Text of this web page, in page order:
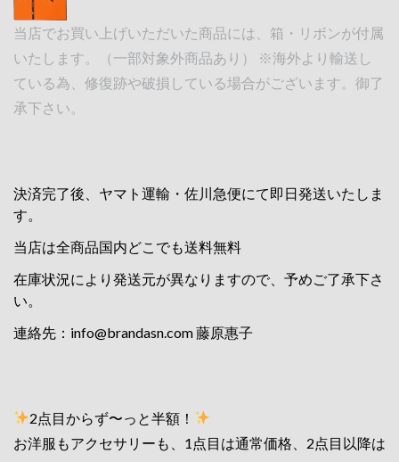
当店でお買い上げいただいた商品には、箱・リボンが付属
いたします。（一部対象外商品あり） ※海外より輸送し
ている為、修復跡や破損している場合がございます。御了
承下さい。
決済完了後、ヤマト運輸・佐川急便にて即日発送いたしま
す。
当店は全商品国内どこでも送料無料
在庫状況により発送元が異なりますので、予めご了承下さ
い。
連絡先： info@brandasn.com藤原惠子
2点目からず〜っと半額！
お洋服もアクセサリーも、1点目は通常価格、2点目以降は